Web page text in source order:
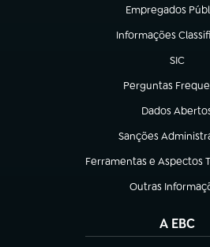
Empregados
(abre em nova
Informações
(abre em nova aba)
SIC
(abre
Perguntas
(abre em nova
Dados
(abre em nova
Sanções
(abre em nova aba)
Ferramentas e Aspectos
(abre em nova aba)
Outras
(abre em nova
A EBC